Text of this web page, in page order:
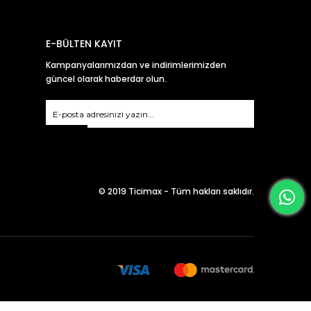
E-BÜLTEN KAYIT
Kampanyalarımızdan ve indirimlerimizden
güncel olarak haberdar olun.
© 2019 Ticimax - Tüm hakları saklıdır.